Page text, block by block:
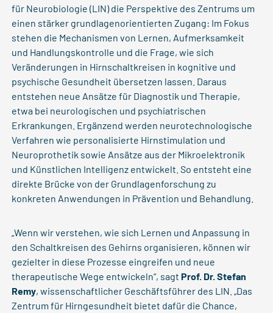
für Neurobiologie (LIN) die Perspektive des Zentrums um
einen stärker grundlagenorientierten Zugang: Im Fokus
stehen die Mechanismen von Lernen, Aufmerksamkeit
und Handlungskontrolle und die Frage, wie sich
Veränderungen in Hirnschaltkreisen in kognitive und
psychische Gesundheit übersetzen lassen. Daraus
entstehen neue Ansätze für Diagnostik und Therapie,
etwa bei neurologischen und psychiatrischen
Erkrankungen. Ergänzend werden neurotechnologische
Verfahren wie personalisierte Hirnstimulation und
Neuroprothetik sowie Ansätze aus der Mikroelektronik
und Künstlichen Intelligenz entwickelt. So entsteht eine
direkte Brücke von der Grundlagenforschung zu
konkreten Anwendungen in Prävention und Behandlung.
„Wenn wir verstehen, wie sich Lernen und Anpassung in
den Schaltkreisen des Gehirns organisieren, können wir
gezielter in diese Prozesse eingreifen und neue
therapeutische Wege entwickeln“, sagtProf. Dr. Stefan
Remy, wissenschaftlicher Geschäftsführer des LIN. „Das
Zentrum für Hirngesundheit bietet dafür die Chance,